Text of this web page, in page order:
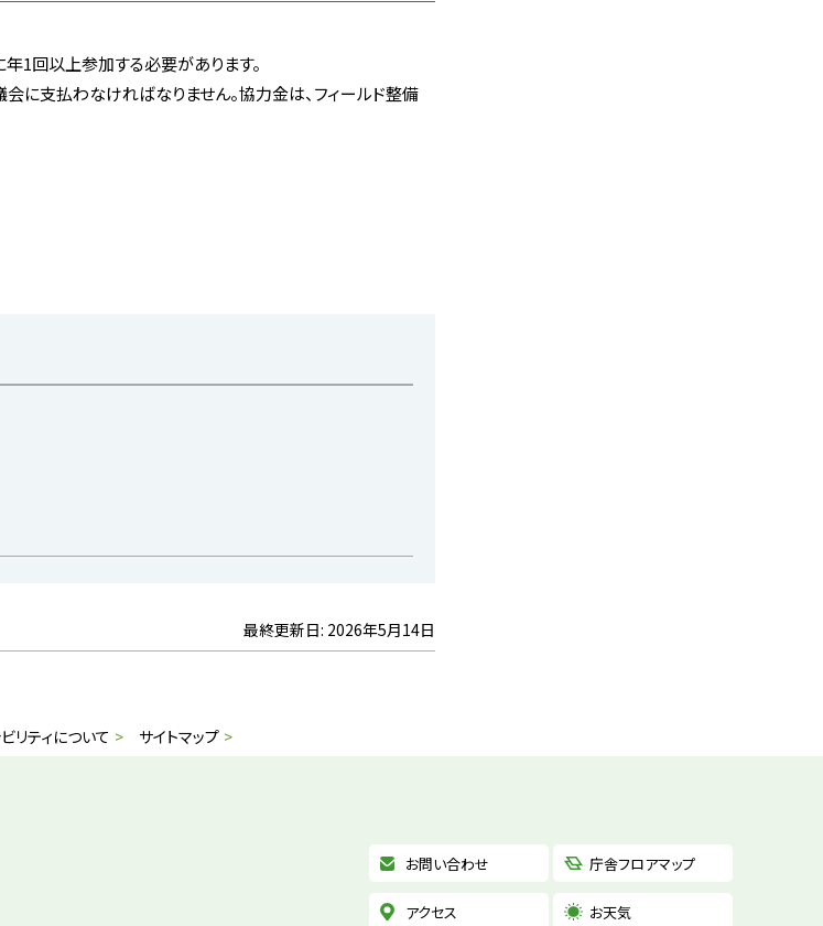
1回以上参加する必要があります。
に支払わなければなりません。協力金は、フィールド整備
最終更新日: 2026年5月14日
リティについて サイトマップ
お問い合わせ 庁舎フロアマップ
アクセス お天気